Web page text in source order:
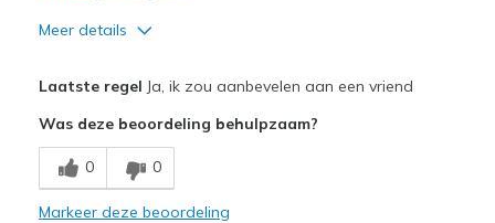
Meer details
Beste toepassingen
Casual Wear
Laatste regel Ja, ik zou aanbevelen aan een vriend
Was deze beoordeling behulpzaam?
0 0
Markeer deze beoordeling